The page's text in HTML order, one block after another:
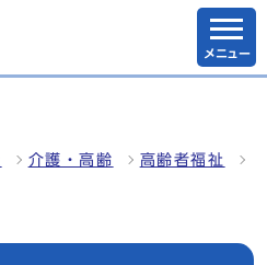
メニュー
介護・高齢 高齢者福祉